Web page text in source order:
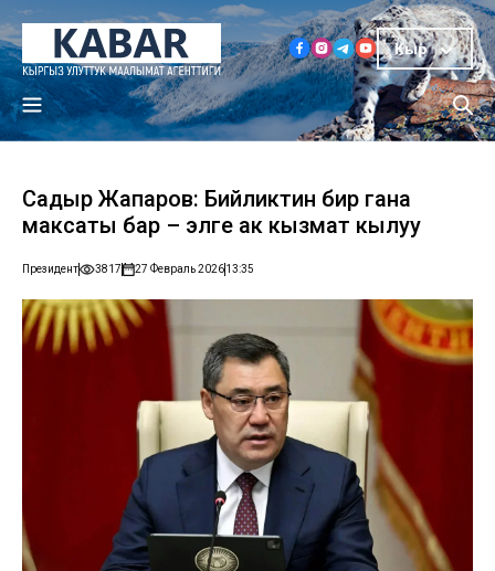
Кыр
Садыр Жапаров: Бийликтин бир гана
максаты бар – элге ак кызмат кылуу
Президент 3817 27 Февраль 202613:35